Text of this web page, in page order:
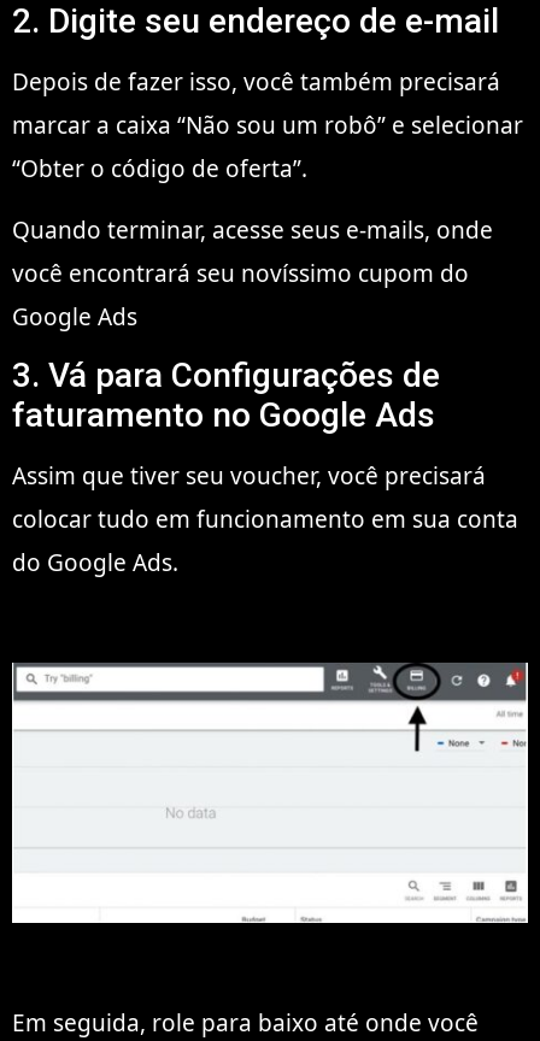
2. Digite seu endereço de e-mail
Depois de fazer isso, você também precisará
marcar a caixa “Não sou um robô” e selecionar
“Obter o código de oferta”.
Quando terminar, acesse seus e-mails, onde
você encontrará seu novíssimo cupom do
Google Ads
3. Vá para Configurações de
faturamento no Google Ads
Assim que tiver seu voucher, você precisará
colocar tudo em funcionamento em sua conta
do Google Ads.
Em seguida, role para baixo até onde você